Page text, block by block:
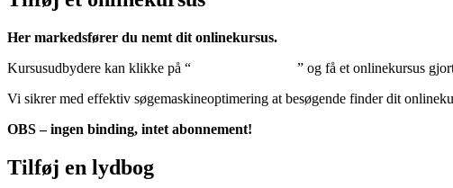
Her markedsfører du nemt dit onlinekursus.
Kursusudbydere kan klikke på “
” og få et onlinekursus
Vi sikrer med effektiv søgemaskineoptimering at besøgende finder dit
OBS – ingen binding, intet abonnement!
Tilføj en lydbog